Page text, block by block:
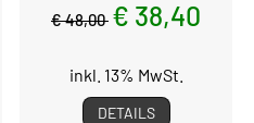
€ 48,00 € 38,40
inkl. 13% MwSt.
DETAILS